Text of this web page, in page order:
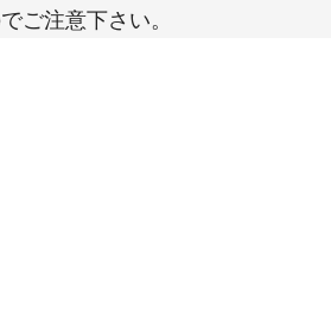
ご注意下さい。